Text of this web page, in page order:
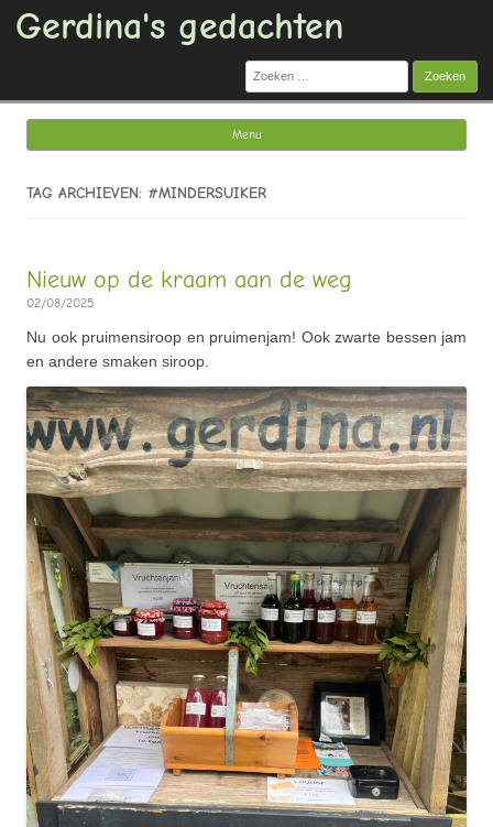
Gerdina's gedachten
Zoeken
naar:
Menu
TAG ARCHIEVEN: #MINDERSUIKER
Nieuw op de kraam aan de weg
02/08/2025
Nu ook pruimensiroop en pruimenjam! Ook zwarte bessen jam
en andere smaken siroop.